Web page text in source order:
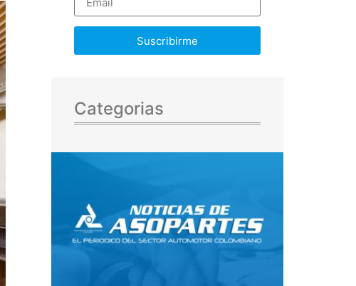
Suscribirme
Categorias